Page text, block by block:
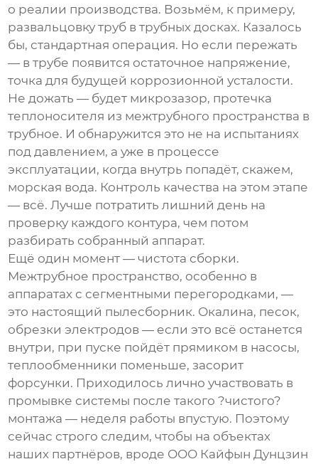
о реалии производства. Возьмём, к примеру,
развальцовку труб в трубных досках. Казалось
бы, стандартная операция. Но если пережать
— в трубе появится остаточное напряжение,
точка для будущей коррозионной усталости.
Не дожать — будет микрозазор, протечка
теплоносителя из межтрубного пространства в
трубное. И обнаружится это не на испытаниях
под давлением, а уже в процессе
эксплуатации, когда внутрь попадёт, скажем,
морская вода. Контроль качества на этом этапе
— всё. Лучше потратить лишний день на
проверку каждого контура, чем потом
разбирать собранный аппарат.
Ещё один момент — чистота сборки.
Межтрубное пространство, особенно в
аппаратах с сегментными перегородками, —
это настоящий пылесборник. Окалина, песок,
обрезки электродов — если это всё останется
внутри, при пуске пойдёт прямиком в насосы,
теплообменники поменьше, засорит
форсунки. Приходилось лично участвовать в
промывке системы после такого ?чистого?
монтажа — неделя работы впустую. Поэтому
сейчас строго следим, чтобы на объектах
наших партнёров, вроде ООО Кайфын Дунцзин